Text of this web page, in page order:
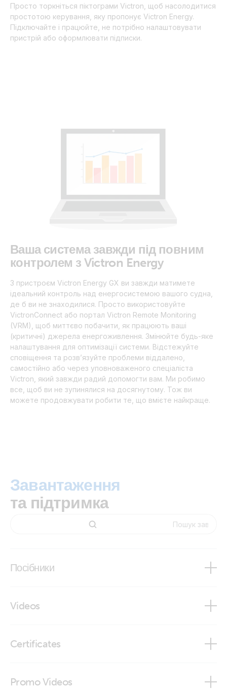
Просто торкніться піктограми Victron, щоб насолодитися
простотою керування, яку пропонує Victron Energy.
Підключайте і працюйте, не потрібно налаштовувати
пристрій або оформлювати підписки.
Ваша система завжди під повним
контролем з Victron Energy
З пристроєм Victron Energy GX ви завжди матимете
ідеальний контроль над енергосистемою вашого судна,
де б ви не знаходилися. Просто використовуйте
VictronConnect або портал Victron Remote Monitoring
(VRM), щоб миттєво побачити, як працюють ваші
(критичні) джерела енергоживлення. Змінюйте будь-яке
налаштування для оптимізації системи. Відстежуйте
сповіщення та розв’язуйте проблеми віддалено,
самостійно або через уповноваженого спеціаліста
Victron, який завжди радий допомогти вам. Ми робимо
все, щоб ви не зупинялися на досягнутому. Тож ви
можете продовжувати робити те, що вмієте найкраще.
Завантаження
та підтримка
Посібники
Videos
Certificates
Promo Videos